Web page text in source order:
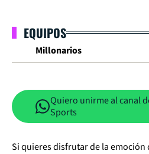
EQUIPOS
Millonarios
Quiero unirme al canal
Sports
Si quieres disfrutar de la emoción